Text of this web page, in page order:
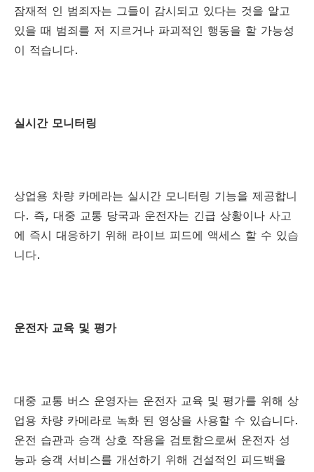
잠재적 인 범죄자는 그들이 감시되고 있다는 것을 알고
있을 때 범죄를 저 지르거나 파괴적인 행동을 할 가능성
이 적습니다.
실시간 모니터링
상업용 차량 카메라는 실시간 모니터링 기능을 제공합니
다. 즉, 대중 교통 당국과 운전자는 긴급 상황이나 사고
에 즉시 대응하기 위해 라이브 피드에 액세스 할 수 있습
니다.
운전자 교육 및 평가
대중 교통 버스 운영자는 운전자 교육 및 평가를 위해 상
업용 차량 카메라로 녹화 된 영상을 사용할 수 있습니다.
운전 습관과 승객 상호 작용을 검토함으로써 운전자 성
능과 승객 서비스를 개선하기 위해 건설적인 피드백을